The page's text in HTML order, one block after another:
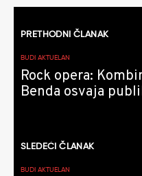
članaka
PRETHODNI ČLANAK
BUDI AKTUELAN
Rock opera:
Benda osvaja
SLEDEĆI ČLANAK
BUDI AKTUELAN